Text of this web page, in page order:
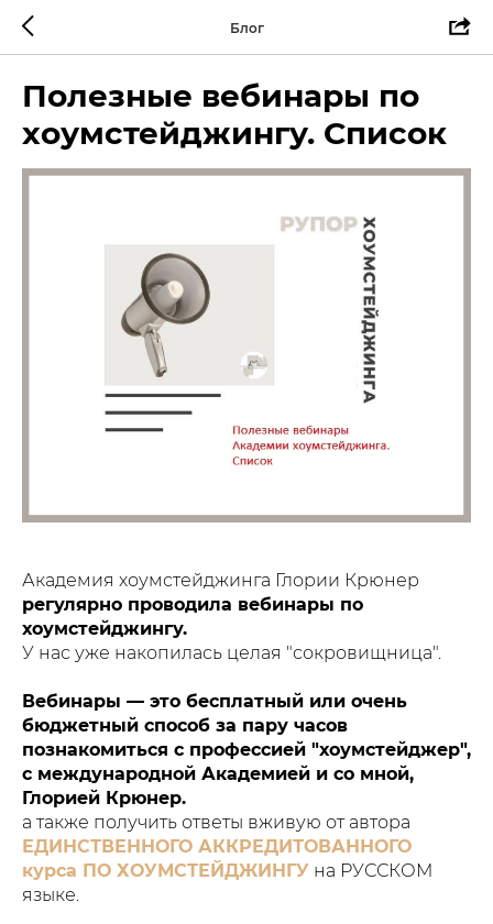
Блог
Полезные вебинары по
хоумстейджингу. Список
Академия хоумстейджинга Глории Крюнер
регулярно проводила вебинары по
хоумстейджингу.
У нас уже накопилась целая "сокровищница".
Вебинары — это бесплатный или очень
бюджетный способ за пару часов
познакомиться с профессией "хоумстейджер",
с международной Академией и со мной,
Глорией Крюнер.
а также получить ответы вживую от автора
ЕДИНСТВЕННОГО АККРЕДИТОВАННОГО
курса ПО ХОУМСТЕЙДЖИНГУ на РУССКОМ
языке.